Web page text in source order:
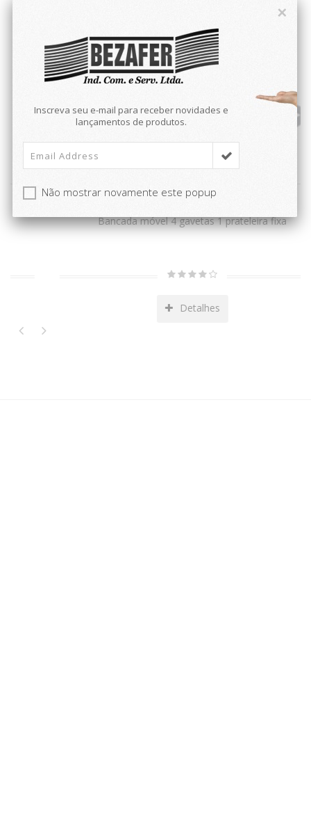
Bancada móvel 4 gavetas 1 prateleira fixa
Detalhes
×
Inscreva seu e-mail para receber novidades e
lançamentos de produtos.
Não mostrar novamente este popup